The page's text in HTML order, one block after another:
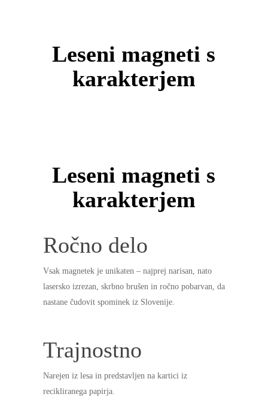
Leseni magneti s
karakterjem
Leseni magneti s
karakterjem
Ročno delo
Vsak magnetek je unikaten – najprej narisan, nato
lasersko izrezan, skrbno brušen in ročno pobarvan, da
nastane čudovit spominek iz Slovenije.
Trajnostno
Narejen iz lesa in predstavljen na kartici iz
recikliranega papirja.